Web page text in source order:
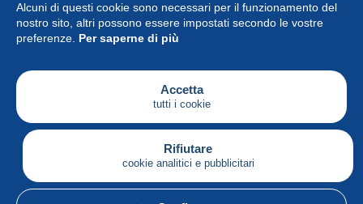
Alcuni di questi cookie sono necessari per il funzionamento del
nostro sito, altri possono essere impostati secondo le vostre
preferenze. Per saperne di più
Accetta
tutti i cookie
Rifiutare
cookie analitici e pubblicitari
Novità
Funzione
Società
Servizi
Sta scrivendo
Italiano